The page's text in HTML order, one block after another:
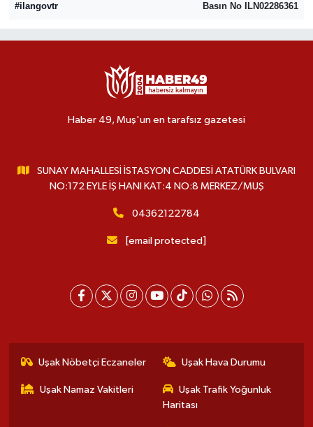
#ilangovtr
Basın No ILN02286361
Haber 49, Muş'un en tarafsız gazetesi
SUNAY MAHALLESİ İSTASYON CADDESİ ATATÜRK BULVARI
NO:172 EYLE İŞ HANI KAT:4 NO:8 MERKEZ/MUŞ
04362122784
[email protected]
Uşak Nöbetçi Eczaneler Uşak Hava Durumu
Uşak Namaz Vakitleri
Uşak Trafik Yoğunluk
Haritası